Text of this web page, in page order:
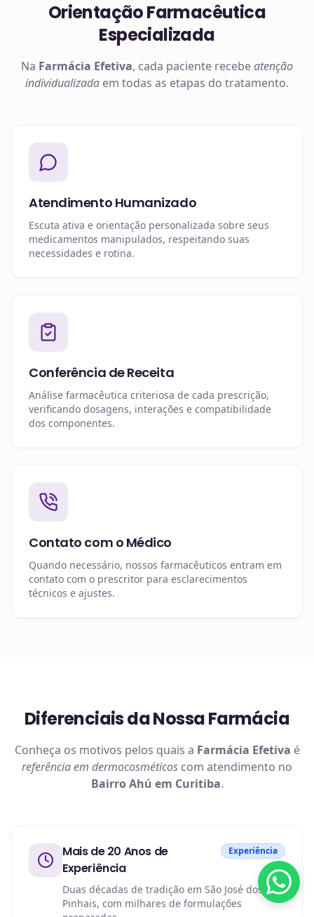
Orientação Farmacêutica
Especializada
Na Farmácia Efetiva, cada paciente recebeatenção
individualizada em todas as etapas do tratamento.
Atendimento Humanizado
Escuta ativa e orientação personalizada sobre seus
medicamentos manipulados, respeitando suas
necessidades e rotina.
Conferência de Receita
Análise farmacêutica criteriosa de cada prescrição,
verificando dosagens, interações e compatibilidade
dos componentes.
Contato com o Médico
Quando necessário, nossos farmacêuticos entram em
contato com o prescritor para esclarecimentos
técnicos e ajustes.
Diferenciais da Nossa Farmácia
Conheça os motivos pelos quais a Farmácia Efetiva é
referência em dermocosméticos com atendimento no
Bairro Ahú em Curitiba.
Mais de 20 Anos de
Experiência
Experiência
Duas décadas de tradição em São José dos
Pinhais, com milhares de formulações